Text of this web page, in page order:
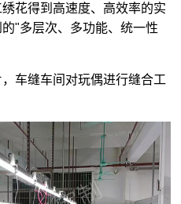
花得到高速度、高效率的实
"多层次、多功能、统一性
车缝车间对玩偶进行缝合工